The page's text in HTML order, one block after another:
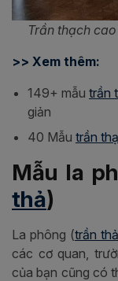
Trần thạch
>> Xem thêm:
149+ mẫu trần
giản
40 Mẫu trần
Mẫu la
thả)
La phông (trần thả
các cơ quan,
của bạn cũng có